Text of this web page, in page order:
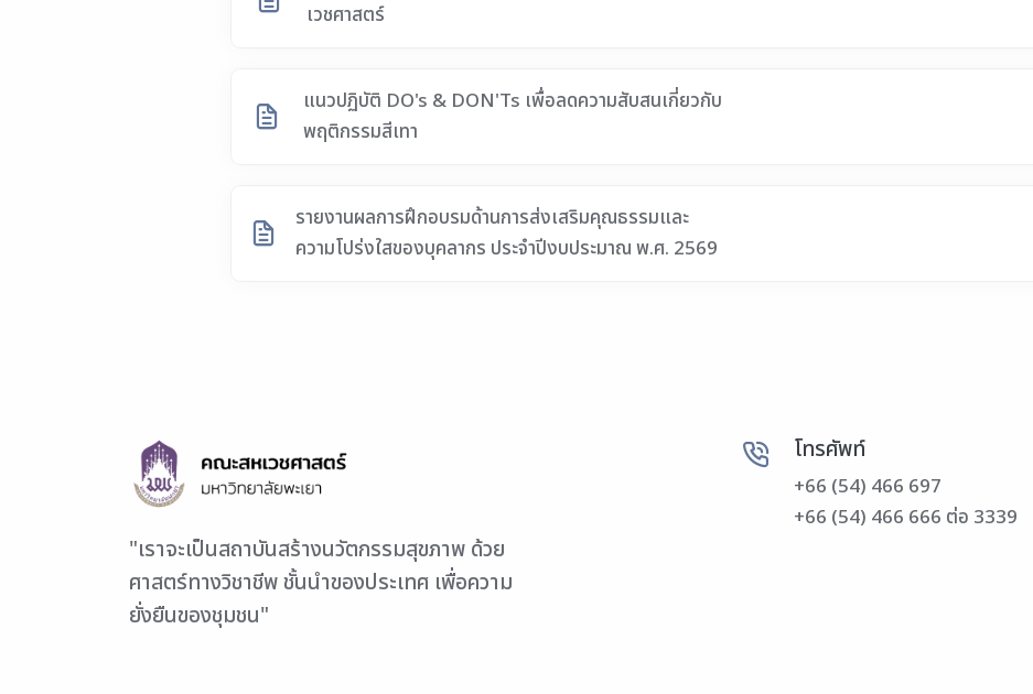
เวชศาสตร์
แนวปฏิบัติ DO's & DON'Ts เพื่อลดความสับสนเกี่ยวกับ
พฤติกรรมสีเทา
รายงานผลการฝึกอบรมด้านการส่งเสริมคุณธรรมและ
ความโปร่งใสของบุคลากร ประจำปีงบประมาณ พ.ศ. 2569
"เราจะเป็นสถาบันสร้างนวัตกรรมสุขภาพ ด้วย
ศาสตร์ทางวิชาชีพ ชั้นนำของประเทศ เพื่อความ
ยั่งยืนของชุมชน"
โทรศัพท์
+66 (54) 466 697
+66 (54) 466 666 ต่อ 3339